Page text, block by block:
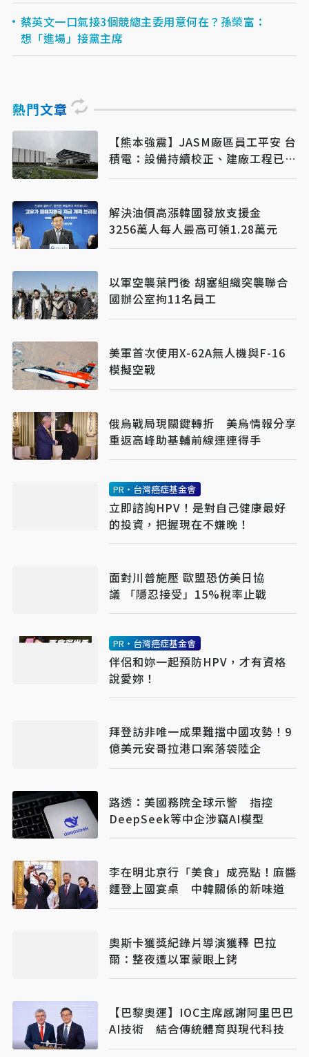
蔡英文一口氣接3個競總主委用意何在？孫榮富：
想「進場」接黨主席
熱門文章
【熊本強震】JASM廠區員工平安 台
積電：設備持續校正、建廠工程已復
工
解決油價高漲韓國發放支援金
3256萬人每人最高可領1.28萬元
以軍空襲葉門後 胡塞組織突襲聯合
國辦公室拘11名員工
美軍首次使用X-62A無人機與F-16
模擬空戰
俄烏戰局現關鍵轉折 美烏情報分享
重返高峰助基輔前線連連得手
PR・台灣癌症基金會
立即諮詢HPV！是對自己健康最好
的投資，把握現在不嫌晚！
面對川普施壓 歐盟恐仿美日協
議 「隱忍接受」15%稅率止戰
PR・台灣癌症基金會
伴侶和妳一起預防HPV，才有資格
說愛妳！
拜登訪非唯一成果難擋中國攻勢！9
億美元安哥拉港口案落袋陸企
路透：美國務院全球示警 指控
DeepSeek等中企涉竊AI模型
李在明北京行「美食」成亮點！麻醬
麵登上國宴桌 中韓關係的新味道
奧斯卡獲獎紀錄片導演獲釋 巴拉
爾：整夜遭以軍蒙眼上銬
【巴黎奧運】IOC主席感謝阿里巴巴
AI技術 結合傳統體育與現代科技